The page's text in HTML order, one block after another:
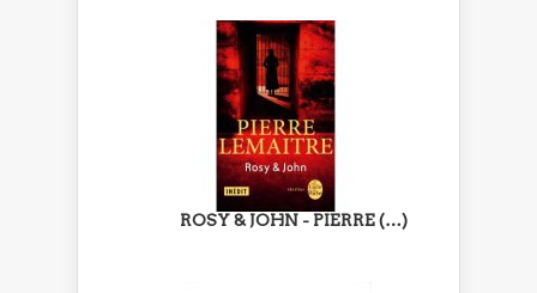
ROSY & JOHN - PIERRE (…)